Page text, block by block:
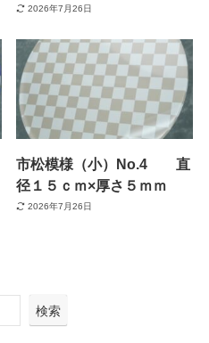
2026年7月26日
市松模様（小）No.4 直
径１５ｃｍ×厚さ５ｍｍ
2026年7月26日
検索